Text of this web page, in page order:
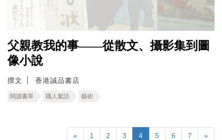
父親教我的事——從散文、攝影集到圖
像小說
撰文 香港誠品書店
閱讀書單 職人絮語 藝術
« 1 2 3 4 5 6 7 »